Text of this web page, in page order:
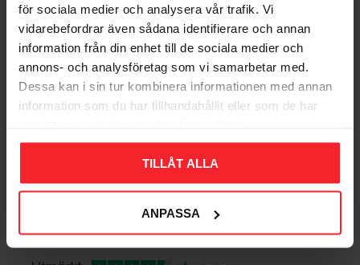
för sociala medier och analysera vår trafik. Vi
vidarebefordrar även sådana identifierare och annan
information från din enhet till de sociala medier och
annons- och analysföretag som vi samarbetar med.
Dessa kan i sin tur kombinera informationen med annan
information som du har tillhandahållit eller som de har
TILLÅT ALLA
ANPASSA
LK PE-X Universalrør X
Uden Hulrør 25x3,5mm
Gem som favorit
LK PE-X Universalrør
Med Ekstra Isolerede
25x34mm 50m
5.086DKK